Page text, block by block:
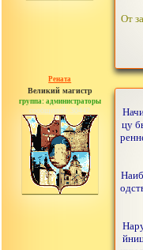
От
Рената
Великий магистр
группа: администраторы
сообщений: 30442
цу